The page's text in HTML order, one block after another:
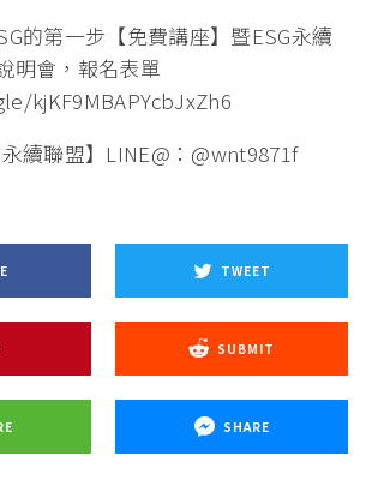
的第一步【免費講座】暨ESG永續
明會，報名表單
kjKF9MBAPYcbJxZh6
永續聯盟】LINE@：@wnt9871f
TWEET
SUBMIT
SHARE